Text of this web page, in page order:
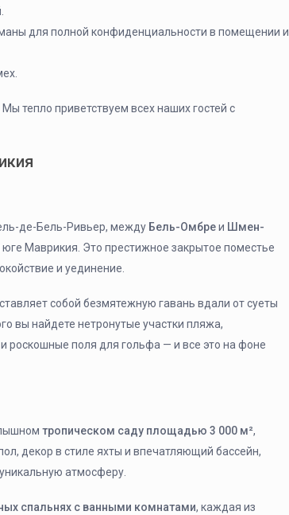
для полной конфиденциальности в помещении и
тепло приветствуем всех наших гостей с
де-Бель-Ривьер, между Бель-Омбреи Шмен-
Маврикия. Это престижное закрытое поместье
и уединение.
собой безмятежную гавань вдали от суеты
вы найдете нетронутые участки пляжа,
роскошные поля для гольфа — и все это на фоне
тропическом саду площадью 3 000 м²,
декор в стиле яхты и впечатляющий бассейн,
атмосферу.
спальнях с ванными комнатами, каждая из